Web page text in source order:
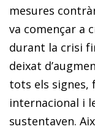
mesures
va començar a
durant la crisi
deixat
tots els signes,
internacional i
sustentaven.